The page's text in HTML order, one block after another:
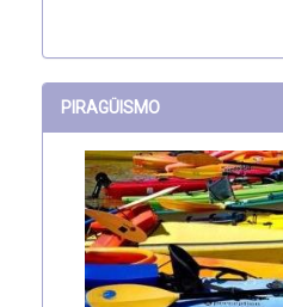
PIRAGÜISMO